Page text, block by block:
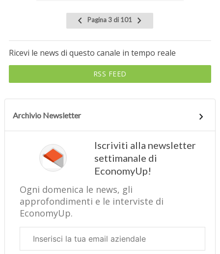
Pagina 3 di 101
Ricevi le news di questo canale in tempo reale
RSS FEED
Archivio Newsletter
Iscriviti alla newsletter
settimanale di
EconomyUp!
Ogni domenica le news, gli
approfondimenti e le interviste di
EconomyUp.
aziendale